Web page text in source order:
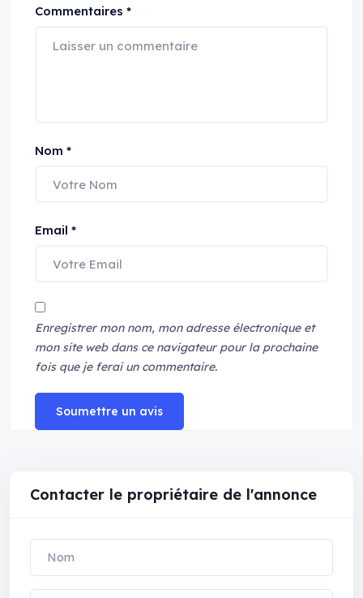
Commentaires *
Nom *
Email *
Enregistrer mon nom, mon adresse électronique et
mon site web dans ce navigateur pour la prochaine
fois que je ferai un commentaire.
Soumettre un avis
Contacter le propriétaire de l'annonce